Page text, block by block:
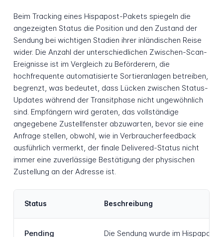
Beim Tracking eines Hispapost-Pakets spiegeln die
angezeigten Status die Position und den Zustand der
Sendung bei wichtigen Stadien ihrer inländischen Reise
wider. Die Anzahl der unterschiedlichen Zwischen-Scan-
Ereignisse ist im Vergleich zu Beförderern, die
hochfrequente automatisierte Sortieranlagen betreiben,
begrenzt, was bedeutet, dass Lücken zwischen Status-
Updates während der Transitphase nicht ungewöhnlich
sind. Empfängern wird geraten, das vollständige
angegebene Zustellfenster abzuwarten, bevor sie eine
Anfrage stellen, obwohl, wie in Verbraucherfeedback
ausführlich vermerkt, der finale Delivered-Status nicht
immer eine zuverlässige Bestätigung der physischen
Zustellung an der Adresse ist.
Status Beschreibung
Pending Die Sendung wurde im